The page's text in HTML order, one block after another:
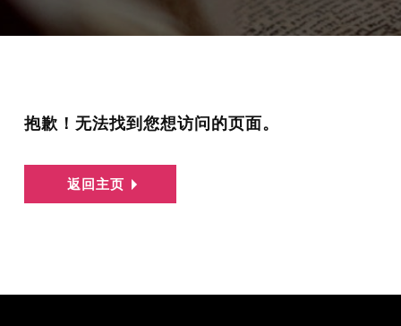
抱歉！无法找到您想访问的页面。
返回主页